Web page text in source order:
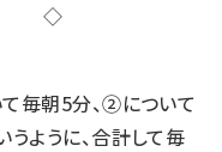
毎朝5分、②について
ように、合計して毎